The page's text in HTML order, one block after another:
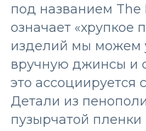
под названием The
означает «хрупкое
изделий мы можем
вручную джинсы и
это ассоциируется
Детали из
пузырчатой